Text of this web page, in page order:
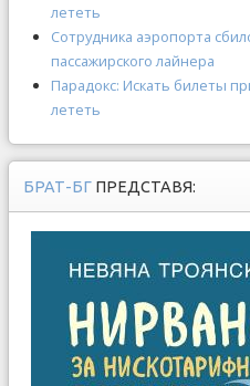
лететь
Сотрудника аэропорта
пассажирского лайнера
Парадокс: Искать билеты
лететь
БРАТ-БГ ПРЕДСТАВЯ: